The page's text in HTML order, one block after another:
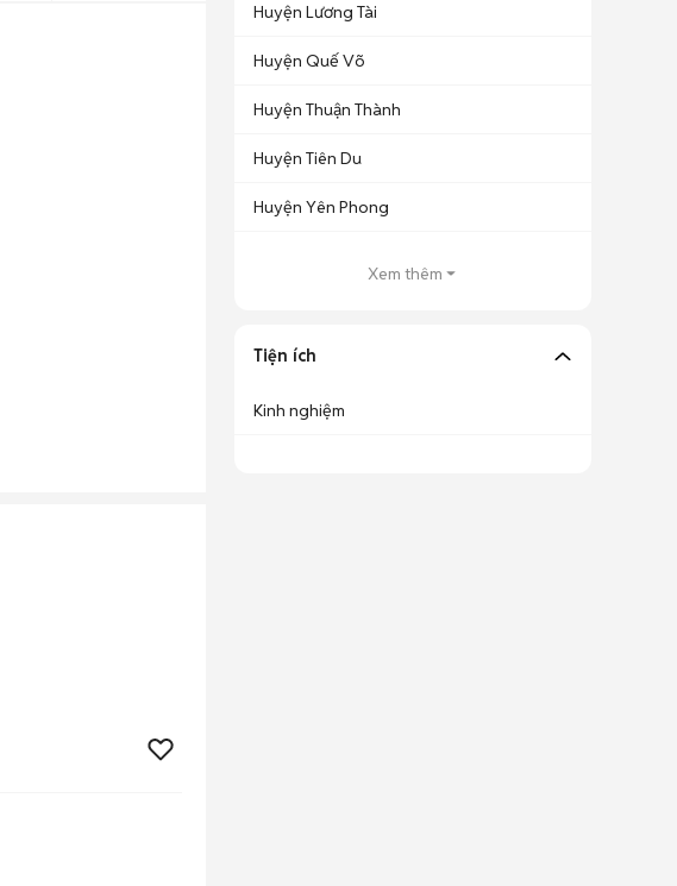
Huyện Lương Tài
Huyện Quế Võ
Huyện Thuận Thành
Huyện Tiên Du
Huyện Yên Phong
Xem thêm
Tiện ích
Kinh nghiệm